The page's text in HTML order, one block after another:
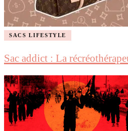
SACS LIFESTYLE
Sac addict : La